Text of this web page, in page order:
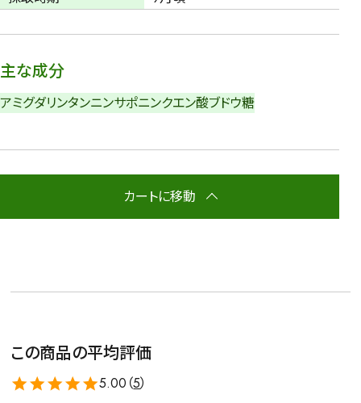
主な成分
アミグダリンタンニンサポニンクエン酸ブドウ糖
カートに移動
この商品の平均評価
5.00（5）